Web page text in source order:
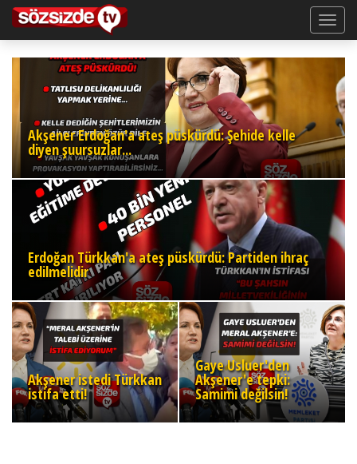
Akşener Erdoğan'a ateş püskürdü: Şehide kelle
diyen şuursuzlar...
Erdoğan Türkkan'a ateş püskürdü: Partiden ihraç
edilmelidir
Akşener istedi Türkkan
istifa etti!
Gaye Usluer'den
Akşener'e tepki:
Samimi değilsin!